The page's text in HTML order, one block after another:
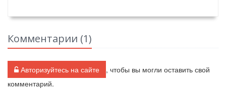
Комментарии (1)
Авторизуйтесь на сайте
, чтобы вы могли оставить свой
комментарий.